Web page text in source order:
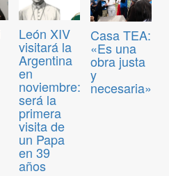
León XIV
visitará la
Argentina
en
noviembre:
será la
primera
visita de
un Papa
en 39
años
Casa TEA:
«Es una
obra justa
y
necesaria»